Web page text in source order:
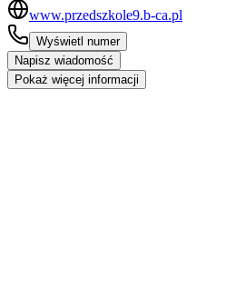
www.przedszkole9.b-ca.pl
Wyświetl numer
Napisz wiadomość
Pokaż więcej informacji